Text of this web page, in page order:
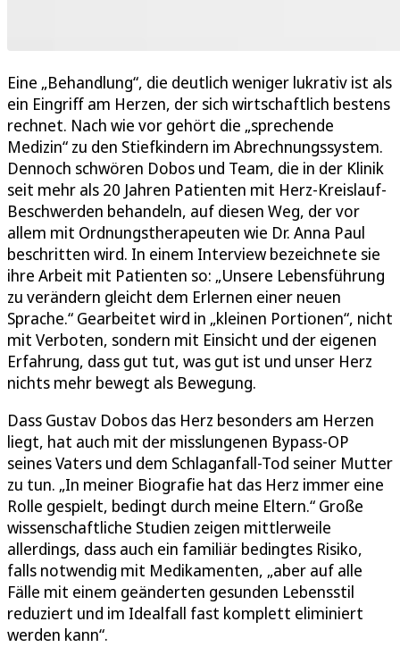
Eine „Behandlung“, die deutlich weniger lukrativ ist als
ein Eingriff am Herzen, der sich wirtschaftlich bestens
rechnet. Nach wie vor gehört die „sprechende
Medizin“ zu den Stiefkindern im Abrechnungssystem.
Dennoch schwören Dobos und Team, die in der Klinik
seit mehr als 20 Jahren Patienten mit Herz-Kreislauf-
Beschwerden behandeln, auf diesen Weg, der vor
allem mit Ordnungstherapeuten wie Dr. Anna Paul
beschritten wird. In einem Interview bezeichnete sie
ihre Arbeit mit Patienten so: „Unsere Lebensführung
zu verändern gleicht dem Erlernen einer neuen
Sprache.“ Gearbeitet wird in „kleinen Portionen“, nicht
mit Verboten, sondern mit Einsicht und der eigenen
Erfahrung, dass gut tut, was gut ist und unser Herz
nichts mehr bewegt als Bewegung.
Dass Gustav Dobos das Herz besonders am Herzen
liegt, hat auch mit der misslungenen Bypass-OP
seines Vaters und dem Schlaganfall-Tod seiner Mutter
zu tun. „In meiner Biografie hat das Herz immer eine
Rolle gespielt, bedingt durch meine Eltern.“ Große
wissenschaftliche Studien zeigen mittlerweile
allerdings, dass auch ein familiär bedingtes Risiko,
falls notwendig mit Medikamenten, „aber auf alle
Fälle mit einem geänderten gesunden Lebensstil
reduziert und im Idealfall fast komplett eliminiert
werden kann“.